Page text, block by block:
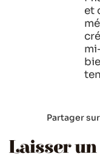
et
Partager
Laisser